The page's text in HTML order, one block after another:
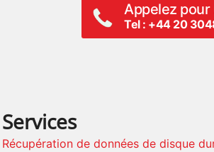
Appelez
Tel : +44 20
Services
Récupération de données de disque